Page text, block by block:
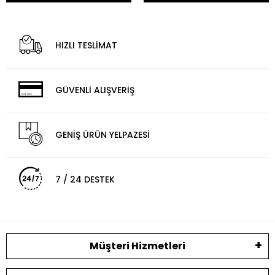
HIZLI TESLİMAT
GÜVENLİ ALIŞVERİŞ
GENİŞ ÜRÜN YELPAZESİ
7 / 24 DESTEK
Müşteri Hizmetleri